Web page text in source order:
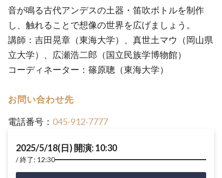
音が鳴る古代アンデスの土器・笛吹ボトルを制作
し、触れることで想像の世界を広げましょう。
講師：吉田晃章（東海大学）、真世土マウ（岡山県
立大学）、広瀬浩二郎（国立民族学博物館）
コーディネーター：篠原聰（東海大学）
お問い合わせ先
電話番号： 045-912-7777
2025/5/18(日) 開演: 10:30
終了: 12:30